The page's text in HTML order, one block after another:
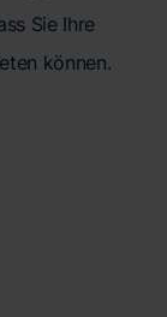
Sie Ihre
können.